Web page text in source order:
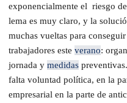
exponencialmente el riesgo
lema es muy claro, y la
muchas vueltas para
trabajadores este verano:
jornada y medidas
falta voluntad política, en la
empresarial en la parte de